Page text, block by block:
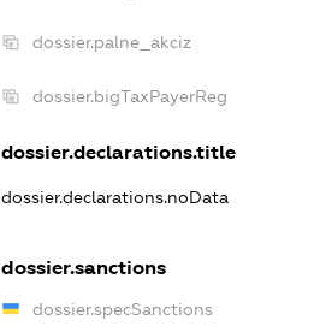
dossier.palne_akciz
dossier.bigTaxPayerReg
dossier.declarations.title
dossier.declarations.noData
dossier.sanctions
dossier.specSanctions